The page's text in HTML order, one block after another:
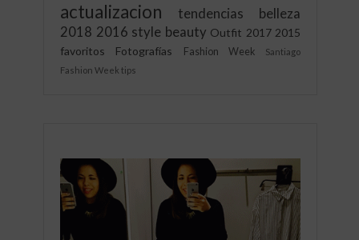
actualizacion tendencias
belleza
2018 2016 style beauty Outfit 2017 2015
favoritos
Fotografías Fashion Week
Santiago
Fashion Week tips